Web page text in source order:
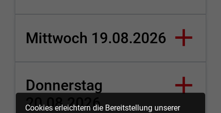
Cookies erleichtern die Bereitstellung unserer
Mittwoch 19.08.2026
Donnerstag
20.08.2026